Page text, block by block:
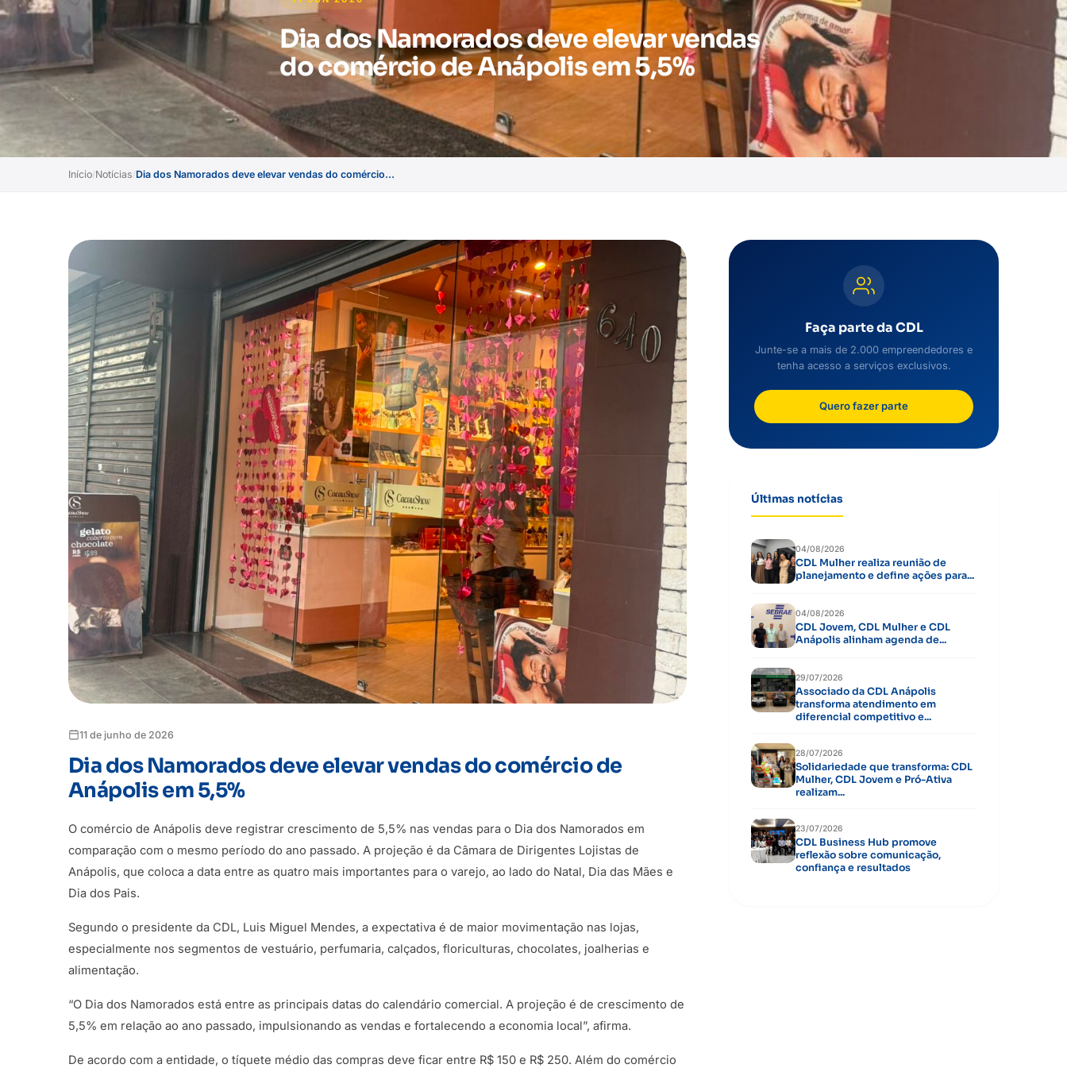
Dia dos Namorados deve elevar vendas
do comércio de Anápolis em 5,5%
Início/Notícias/Dia dos Namorados deve elevar vendas do comércio...
11 de junho de 2026
Dia dos Namorados deve elevar vendas do comércio de
Anápolis em 5,5%
O comércio de Anápolis deve registrar crescimento de 5,5% nas vendas para o Dia dos Namorados em
comparação com o mesmo período do ano passado. A projeção é da Câmara de Dirigentes Lojistas de
Anápolis, que coloca a data entre as quatro mais importantes para o varejo, ao lado do Natal, Dia das Mães e
Dia dos Pais.
Segundo o presidente da CDL, Luis Miguel Mendes, a expectativa é de maior movimentação nas lojas,
especialmente nos segmentos de vestuário, perfumaria, calçados, floriculturas, chocolates, joalherias e
alimentação.
“O Dia dos Namorados está entre as principais datas do calendário comercial. A projeção é de crescimento de
5,5% em relação ao ano passado, impulsionando as vendas e fortalecendo a economia local”, afirma.
De acordo com a entidade, o tíquete médio das compras deve ficar entre R$ 150 e R$ 250. Além do comércio
Faça parte da CDL
Junte-se a mais de 2.000 empreendedores e
tenha acesso a serviços exclusivos.
Quero fazer parte
Últimas notícias
04/08/2026
CDL Mulher realiza reunião de
planejamento e define ações para...
04/08/2026
CDL Jovem, CDL Mulher e CDL
Anápolis alinham agenda de...
29/07/2026
Associado da CDL Anápolis
transforma atendimento em
diferencial competitivo e...
28/07/2026
Solidariedade que transforma: CDL
Mulher, CDL Jovem e Pró-Ativa
realizam...
23/07/2026
CDL Business Hub promove
reflexão sobre comunicação,
confiança e resultados